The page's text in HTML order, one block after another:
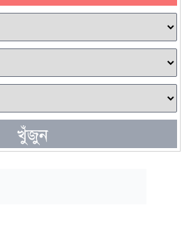
খুঁজুন